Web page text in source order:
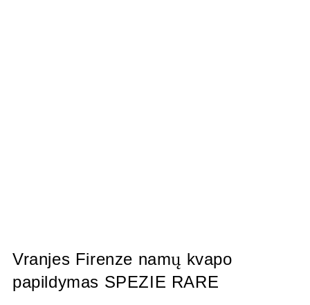
Vranjes Firenze namų kvapo
papildymas SPEZIE RARE